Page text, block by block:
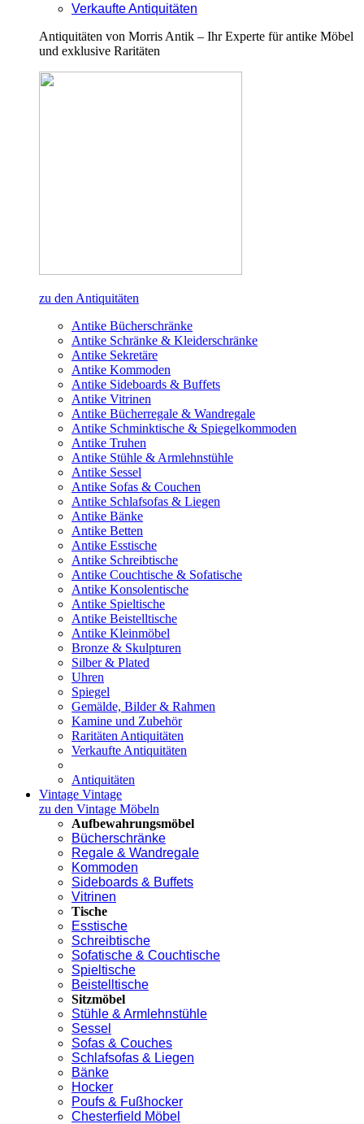
Verkaufte Antiquitäten
Antiquitäten von Morris Antik – Ihr Experte für antike Möbel
und exklusive Raritäten
zu den Antiquitäten
Antike Bücherschränke
Antike Schränke & Kleiderschränke
Antike Sekretäre
Antike Kommoden
Antike Sideboards & Buffets
Antike Vitrinen
Antike Bücherregale & Wandregale
Antike Schminktische & Spiegelkommoden
Antike Truhen
Antike Stühle & Armlehnstühle
Antike Sessel
Antike Sofas & Couchen
Antike Schlafsofas & Liegen
Antike Bänke
Antike Betten
Antike Esstische
Antike Schreibtische
Antike Couchtische & Sofatische
Antike Konsolentische
Antike Spieltische
Antike Beistelltische
Antike Kleinmöbel
Bronze & Skulpturen
Silber & Plated
Uhren
Spiegel
Gemälde, Bilder & Rahmen
Kamine und Zubehör
Raritäten Antiquitäten
Verkaufte Antiquitäten
Antiquitäten
Vintage Vintage
zu den Vintage Möbeln
Aufbewahrungsmöbel
Bücherschränke
Regale & Wandregale
Kommoden
Sideboards & Buffets
Vitrinen
Tische
Esstische
Schreibtische
Sofatische & Couchtische
Spieltische
Beistelltische
Sitzmöbel
Stühle & Armlehnstühle
Sessel
Sofas & Couches
Schlafsofas & Liegen
Bänke
Hocker
Poufs & Fußhocker
Chesterfield Möbel